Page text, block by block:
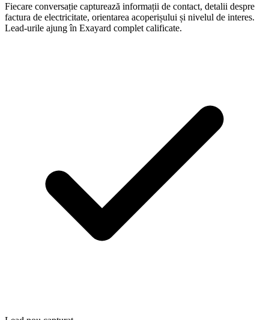
Fiecare conversație capturează informații de contact, detalii despre
factura de electricitate, orientarea acoperișului și nivelul de interes.
Lead-urile ajung în Exayard complet calificate.